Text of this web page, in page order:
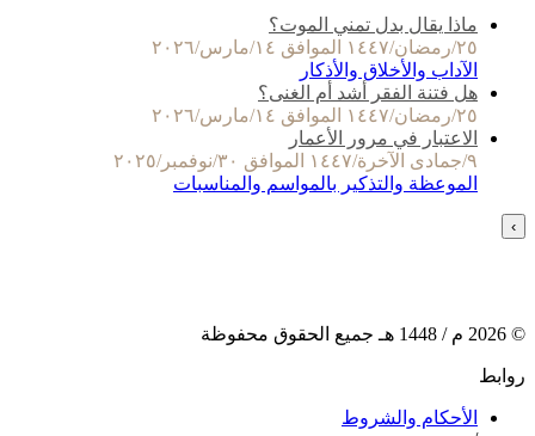
ماذا يقال بدل تمني الموت؟
٢٥/رمضان/١٤٤٧ الموافق ١٤/مارس/٢٠٢٦
الآداب والأخلاق والأذكار
هل فتنة الفقر أشد أم الغنى؟
٢٥/رمضان/١٤٤٧ الموافق ١٤/مارس/٢٠٢٦
الاعتبار في مرور الأعمار
٩/جمادى الآخرة/١٤٤٧ الموافق ٣٠/نوفمبر/٢٠٢٥
الموعظة والتذكير بالمواسم والمناسبات
›
©
2026 م / 1448 هـ جميع الحقوق محفوظة
روابط
الأحكام والشروط